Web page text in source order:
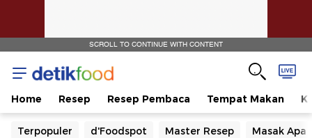
SCROLL TO CONTINUE WITH CONTENT
Home Resep Resep Pembaca Tempat Makan
Terpopuler d'Foodspot Master Resep Masak Apa